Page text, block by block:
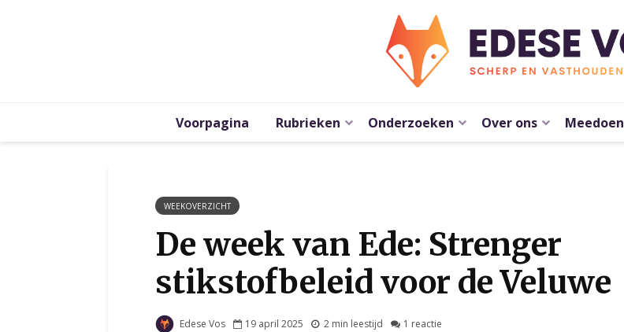
Voorpagina Rubrieken Onderzoeken Over ons Meedoen
WEEKOVERZICHT
De week van Ede: Strenger
stikstofbeleid voor de Veluwe
Edese Vos 19 april 2025 2 min leestijd 1 reactie